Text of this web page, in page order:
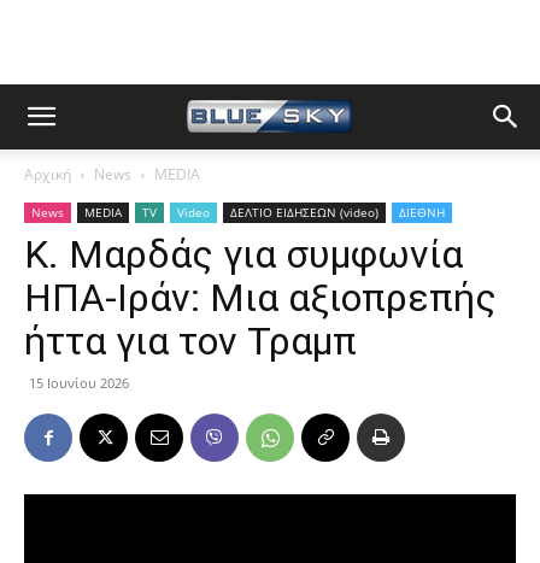
Αρχική News MEDIA
News MEDIA TV Video ΔΕΛΤΙΟ ΕΙΔΗΣΕΩΝ (video) ΔΙΕΘΝΗ
Κ. Μαρδάς για συμφωνία
ΗΠΑ-Ιράν: Μια αξιοπρεπής
ήττα για τον Τραμπ
15 Ιουνίου 2026